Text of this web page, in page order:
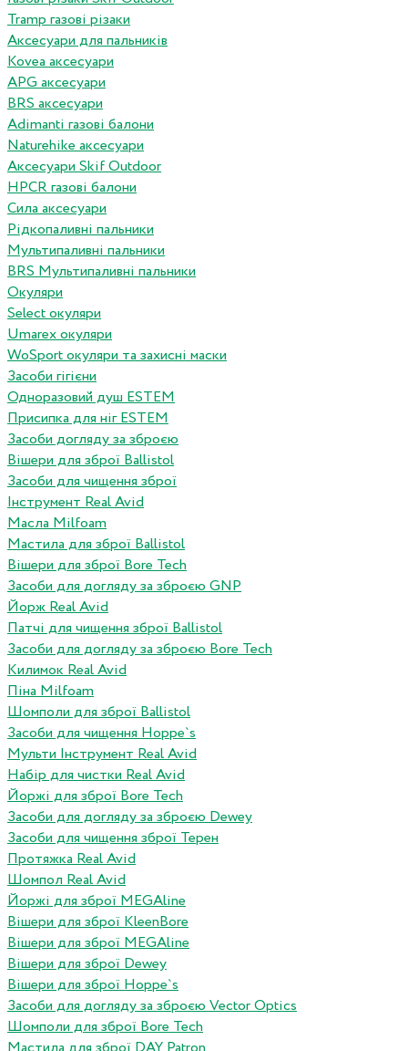
Tramp газові різаки
Аксесуари для пальників
Kovea аксесуари
APG аксесуари
BRS аксесуари
Adimanti газові балони
Naturehike аксесуари
Аксесуари Skif Outdoor
HPCR газові балони
Сила аксесуари
Рідкопаливні пальники
Мультипаливні пальники
BRS Мультипаливні пальники
Окуляри
Select окуляри
Umarex окуляри
WoSport окуляри та захисні маски
Засоби гігієни
Одноразовий душ ESTEM
Присипка для ніг ESTEM
Засоби догляду за зброєю
Вішери для зброї Ballistol
Засоби для чищення зброї
Інструмент Real Avid
Масла Milfoam
Мастила для зброї Ballistol
Вішери для зброї Bore Tech
Засоби для догляду за зброєю GNP
Йорж Real Avid
Патчі для чищення зброї Ballistol
Засоби для догляду за зброєю Bore Tech
Килимок Real Avid
Піна Milfoam
Шомполи для зброї Ballistol
Засоби для чищення Hoppe`s
Мульти Інструмент Real Avid
Набір для чистки Real Avid
Йоржі для зброї Bore Tech
Засоби для догляду за зброєю Dewey
Засоби для чищення зброї Терен
Протяжка Real Avid
Шомпол Real Avid
Йоржі для зброї MEGAline
Вішери для зброї KleenBore
Вішери для зброї MEGAline
Вішери для зброї Dewey
Вішери для зброї Hoppe`s
Засоби для догляду за зброєю Vector Optics
Шомполи для зброї Bore Tech